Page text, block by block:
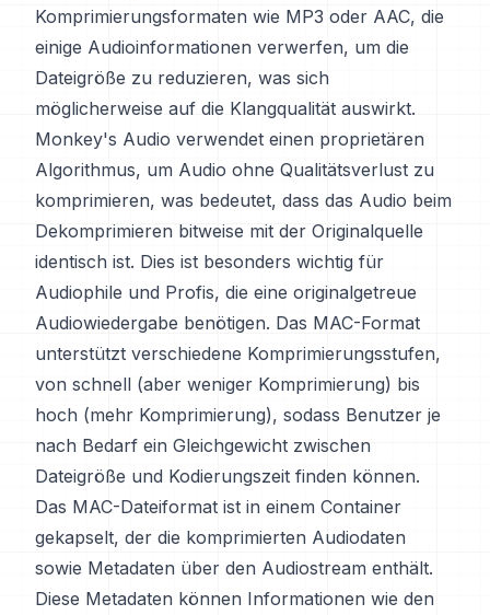
Komprimierungsformaten wie MP3 oder AAC, die
einige Audioinformationen verwerfen, um die
Dateigröße zu reduzieren, was sich
möglicherweise auf die Klangqualität auswirkt.
Monkey's Audio verwendet einen proprietären
Algorithmus, um Audio ohne Qualitätsverlust zu
komprimieren, was bedeutet, dass das Audio beim
Dekomprimieren bitweise mit der Originalquelle
identisch ist. Dies ist besonders wichtig für
Audiophile und Profis, die eine originalgetreue
Audiowiedergabe benötigen. Das MAC-Format
unterstützt verschiedene Komprimierungsstufen,
von schnell (aber weniger Komprimierung) bis
hoch (mehr Komprimierung), sodass Benutzer je
nach Bedarf ein Gleichgewicht zwischen
Dateigröße und Kodierungszeit finden können.
Das MAC-Dateiformat ist in einem Container
gekapselt, der die komprimierten Audiodaten
sowie Metadaten über den Audiostream enthält.
Diese Metadaten können Informationen wie den